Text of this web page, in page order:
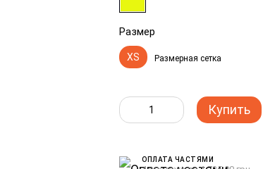
Размер
XS Размерная сетка
Купить
ОПЛАТА ЧАСТЯМИ